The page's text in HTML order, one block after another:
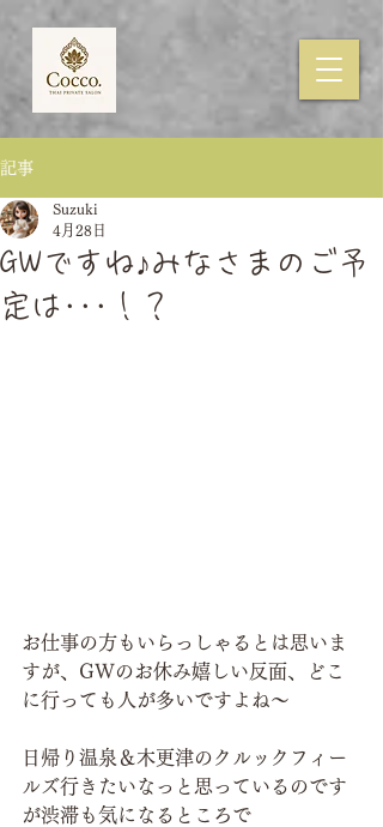
記事
GWですね♪みなさまのご予
定は･･･！？
Suzuki
4月28日
お仕事の方もいらっしゃるとは思いま
すが、GWのお休み嬉しい反面、どこ
に行っても人が多いですよね～
日帰り温泉＆木更津のクルックフィー
ルズ行きたいなっと思っているのです
が渋滞も気になるところで